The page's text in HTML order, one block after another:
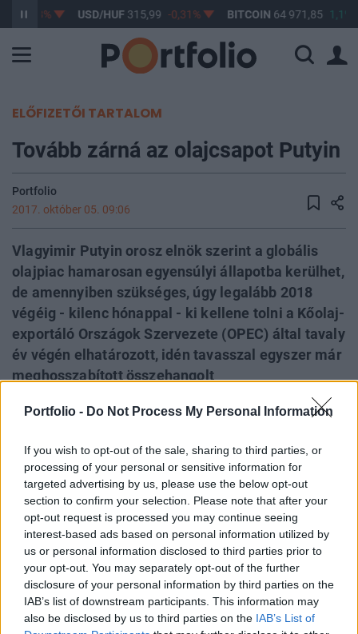
Portfolio - Do Not Process My Personal Information
If you wish to opt-out of the sale, sharing to third parties, or
processing of your personal or sensitive information for
targeted advertising by us, please use the below opt-out
section to confirm your selection. Please note that after your
opt-out request is processed you may continue seeing
interest-based ads based on personal information utilized by
us or personal information disclosed to third parties prior to
your opt-out. You may separately opt-out of the further
disclosure of your personal information by third parties on the
IAB’s list of downstream participants. This information may
also be disclosed by us to third parties on the IAB’s List of
-0,28% USD/HUF315,99 -0,31% BITCOIN 64 971,85 1,1%
ELŐFIZETŐI TARTALOM
Tovább zárná az olajcsapot Putyin
Portfolio
2017. október 05. 09:06
Vlagyimir Putyin orosz elnök szerint a globális
olajpiac hamarosan egyensúlyi állapotba kerülhet,
de amennyiben szükséges, úgy legalább 2018
végéig - kilenc hónappal - ki kellene tolni a Kőolaj-
exportáló Országok Szervezete (OPEC) által tavaly
év végén elhatározott, idén tavasszal egyszer már
meghosszabított összehangolt
kitermeléscsökkentési intézkedés hatályát. Más
OPEC-tagok, így Khalid al-Falih szaúdi energiaügyi
lehetőségére, azonban ennél rövidebb esetleges
hatállyal.
Az OPEC tagjai és a társult olajtermelő országok eredetileg
csak 2017 első félévére határoztak a kitermelésük
összességében napi 1,8 millió hordóval való (a globális
kínálat kb. 2 százalékának megfelelő) csökkentéséről,
azonban idén tavasszal kilenc hónappal, 2018 márciusáig
kitolták a megállapodás érvényét. Az OPEC és nem OPEC
olajországok - így Oroszország...